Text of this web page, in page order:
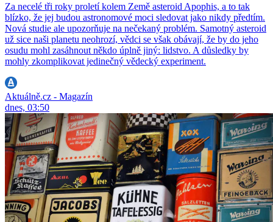
Za necelé tři roky proletí kolem Země asteroid Apophis, a to tak
blízko, že jej budou astronomové moci sledovat jako nikdy předtím.
Nová studie ale upozorňuje na nečekaný problém. Samotný asteroid
už sice naši planetu neohrozí, vědci se však obávají, že by do jeho
osudu mohl zasáhnout někdo úplně jiný: lidstvo. A důsledky by
mohly zkomplikovat jedinečný vědecký experiment.
Aktuálně.cz - Magazín
dnes, 03:50